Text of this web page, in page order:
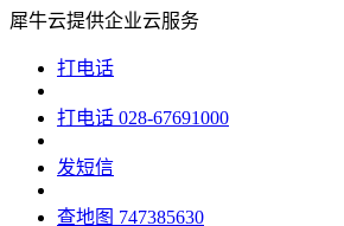
犀牛云提供企业云服务
打电话
打电话 028-67691000
发短信
查地图 747385630